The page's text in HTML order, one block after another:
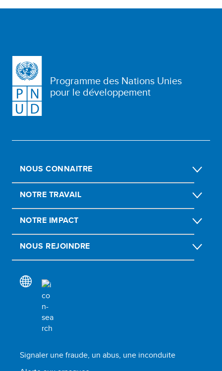
Programme des Nations Unies
pour le développement
NOUS CONNAITRE
NOTRE TRAVAIL
NOTRE IMPACT
NOUS REJOINDRE
Signaler une fraude, un abus, une inconduite